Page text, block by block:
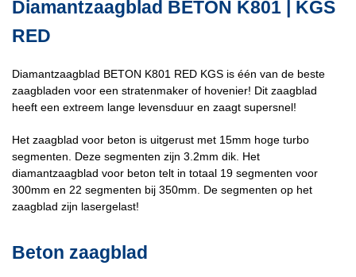
Diamantzaagblad BETON K801 | KGS
RED
Diamantzaagblad BETON K801 RED KGS is één van de beste
zaagbladen voor een stratenmaker of hovenier! Dit zaagblad
heeft een extreem lange levensduur en zaagt supersnel!
Het zaagblad voor beton is uitgerust met 15mm hoge turbo
segmenten. Deze segmenten zijn 3.2mm dik. Het
diamantzaagblad voor beton telt in totaal 19 segmenten voor
300mm en 22 segmenten bij 350mm. De segmenten op het
zaagblad zijn lasergelast!
Beton zaagblad